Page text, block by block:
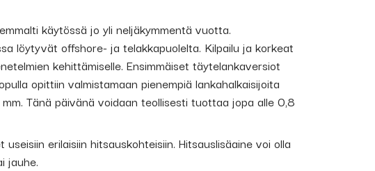
käytössä jo yli neljäkymmentä vuotta.
löytyvät offshore- ja telakkapuolelta. Kilpailu ja korkeat
kehittämiselle. Ensimmäiset täytelankaversiot
opittiin valmistamaan pienempiä lankahalkaisijoita
Tänä päivänä voidaan teollisesti tuottaa jopa alle 0,8
erilaisiin hitsauskohteisiin. Hitsauslisäaine voi olla
jauhe.